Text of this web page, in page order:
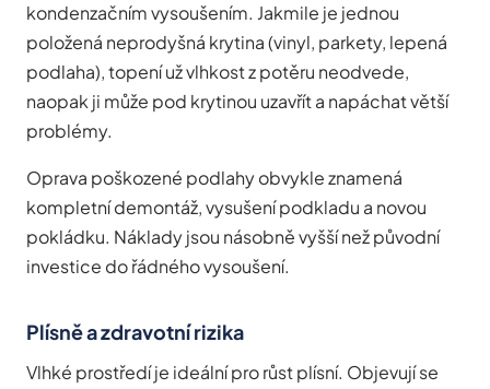
kondenzačním vysoušením. Jakmile je jednou
položená neprodyšná krytina (vinyl, parkety, lepená
podlaha), topení už vlhkost z potěru neodvede,
naopak ji může pod krytinou uzavřít a napáchat větší
problémy.
Oprava poškozené podlahy obvykle znamená
kompletní demontáž, vysušení podkladu a novou
pokládku. Náklady jsou násobně vyšší než původní
investice do řádného vysoušení.
Plísně a zdravotní rizika
Vlhké prostředí je ideální pro růst plísní. Objevují se